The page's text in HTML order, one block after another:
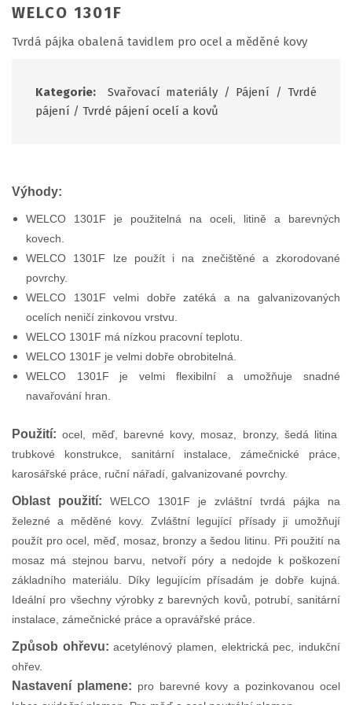
WELCO 1301F
Tvrdá pájka obalená tavidlem pro ocel a měděné kovy
Kategorie: Svařovací materiály / Pájení / Tvrdé
pájení / Tvrdé pájení ocelí a kovů
Výhody:
WELCO 1301F je použitelná na oceli, litině a barevných
kovech.
WELCO 1301F lze použít i na znečištěné a zkorodované
povrchy.
WELCO 1301F velmi dobře zatéká a na galvanizovaných
ocelích neničí zinkovou vrstvu.
WELCO 1301F má nízkou pracovní teplotu.
WELCO 1301F je velmi dobře obrobitelná.
WELCO 1301F je velmi flexibilní a umožňuje snadné
navařování hran.
Použití: ocel, měď, barevné kovy, mosaz, bronzy, šedá litina
trubkové konstrukce, sanitární instalace, zámečnické práce,
karosářské práce, ruční nářadí, galvanizované povrchy.
Oblast použití:
WELCO 1301F je zvláštní tvrdá pájka na
železné a měděné kovy. Zvláštní legující přísady ji umožňují
použít pro ocel, měď, mosaz, bronzy a šedou litinu. Při použití na
mosaz má stejnou barvu, netvoří póry a nedojde k poškození
základního materiálu. Díky legujícím přísadám je dobře kujná.
Ideální pro všechny výrobky z barevných kovů, potrubí, sanitární
instalace, zámečnické práce a opravářské práce.
Způsob ohřevu: acetylénový plamen, elektrická pec, indukční
ohřev.
Nastavení plamene: pro barevné kovy a pozinkovanou ocel